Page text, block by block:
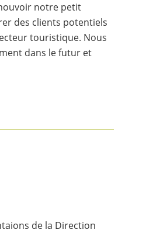
notre petit
des clients potentiels
touristique. Nous
dans le futur et
de la Direction